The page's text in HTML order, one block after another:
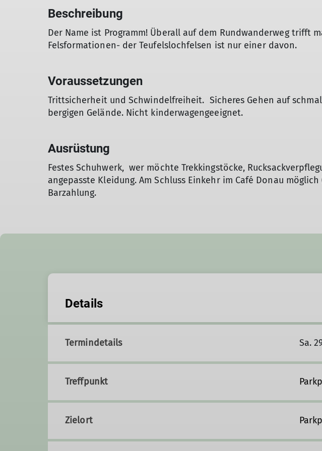
Beschreibung
Der Name ist Programm! Überall auf dem Rundwanderweg trifft
Felsformationen- der Teufelslochfelsen ist nur einer davon.
Voraussetzungen
Trittsicherheit und Schwindelfreiheit. Sicheres Gehen auf
bergigen Gelände. Nicht kinderwagengeeignet.
Ausrüstung
Festes Schuhwerk, wer möchte Trekkingstöcke,
angepasste Kleidung. Am Schluss Einkehr im Café Donau
Barzahlung.
Details
Termindetails Sa.
Treffpunkt
Zielort